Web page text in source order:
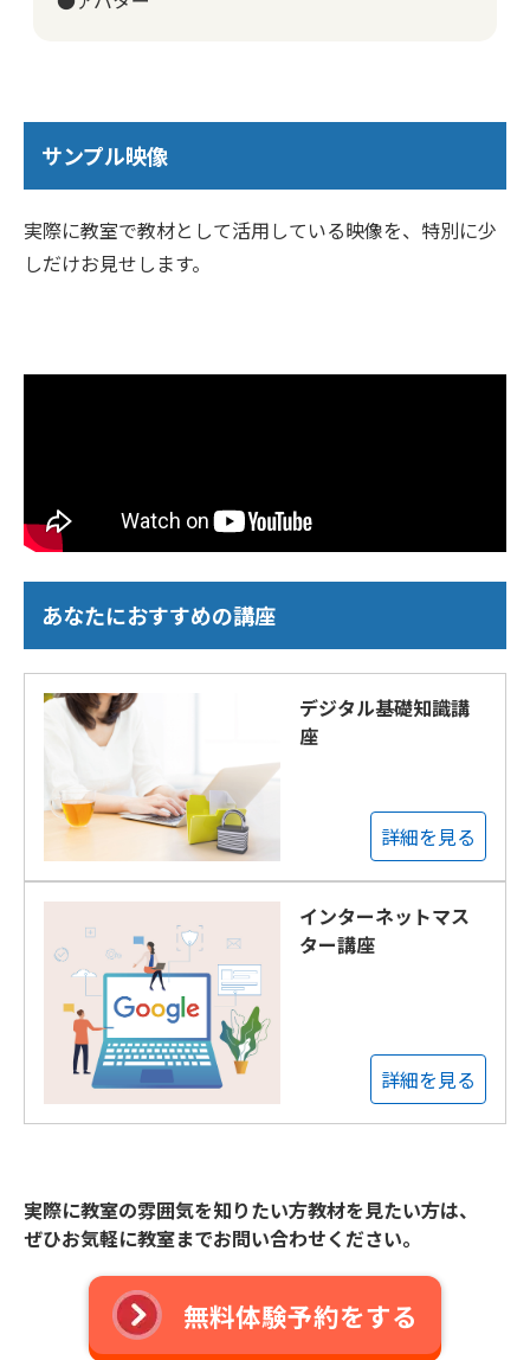
サンプル映像
実際に教室で教材として活用している映像を、特別に少
しだけお見せします。
あなたにおすすめの講座
デジタル基礎知識講
座
詳細を見る
インターネットマス
ター講座
詳細を見る
実際に教室の雰囲気を知りたい方教材を見たい方は、
ぜひお気軽に教室までお問い合わせください。
無料体験予約をする